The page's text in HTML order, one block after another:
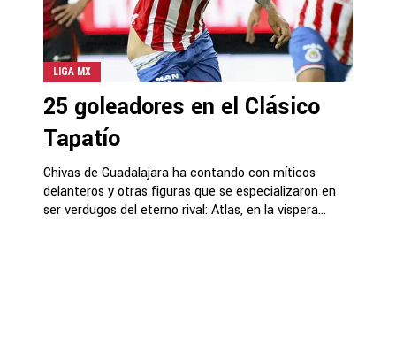
LIGA MX
25 goleadores en el Clásico
Tapatío
Chivas de Guadalajara ha contando con míticos
delanteros y otras figuras que se especializaron en
ser verdugos del eterno rival: Atlas, en la víspera...